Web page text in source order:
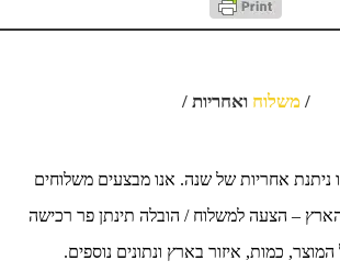
/משלוח ואחריות /
ניתנת אחריות של שנה. אנו מבצעים משלוחים
הארץ – הצעה למשלוח / הובלה תינתן פר רכישה
כמות, איזור בארץ ונתונים נוספים.